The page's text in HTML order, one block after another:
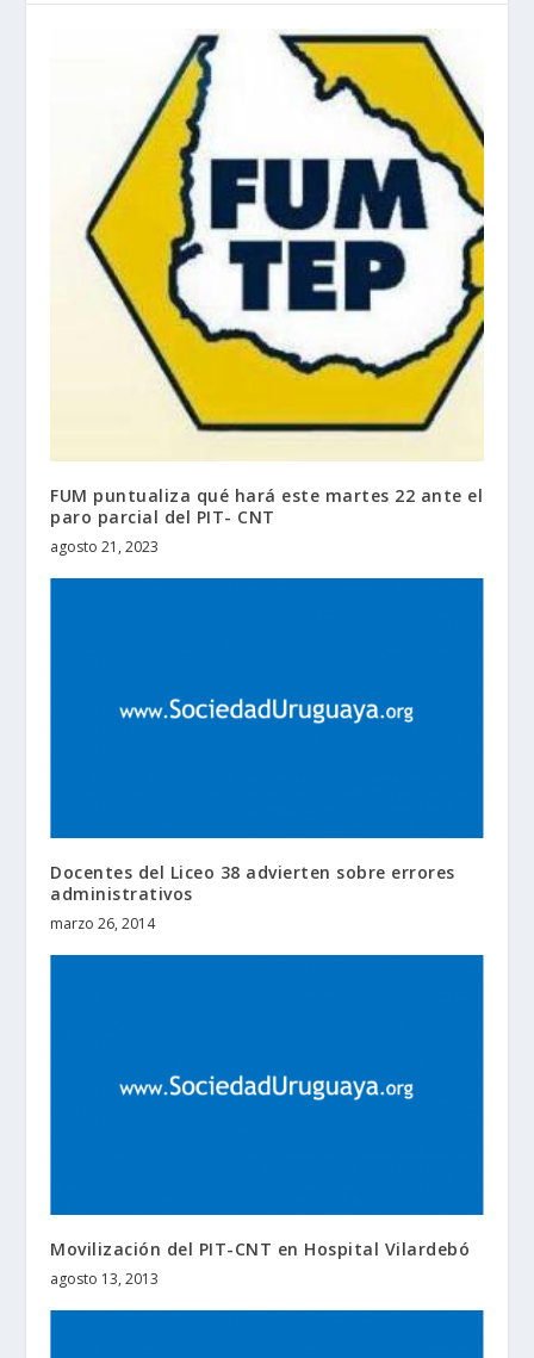
FUM puntualiza qué hará este martes 22 ante el
paro parcial del PIT- CNT
agosto 21, 2023
Docentes del Liceo 38 advierten sobre errores
administrativos
marzo 26, 2014
Movilización del PIT-CNT en Hospital Vilardebó
agosto 13, 2013